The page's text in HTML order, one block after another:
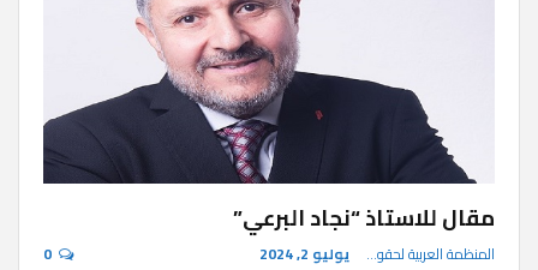
مقال للاستاذ “نجاد البرعي”
المنظمة العربية لحقوق الإنسان يوليو 2, 2024